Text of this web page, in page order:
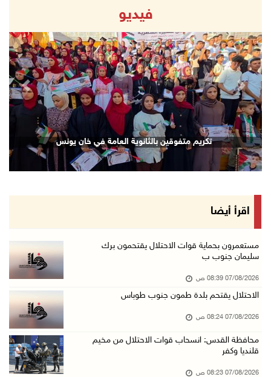
الاحتلال يخطر باقتلاع أشجار من 310 دونمات وال ...
06/آب/2026 11:14 م
قوات الاحتلال تقتحم يعبد جنوب غرب جنين
06/آب/2026 10:49 م
48 إصابة منذ بدء عدوان الاحتلال على مخيم قلند ...
06/آب/2026 10:45 م
الاحتلال يعتقل شابين من المغير
06/آب/2026 10:27 م
وزير الداخلية يبحث مع مكافحة المخدرات الدولي ...
رئيس بلدية الخليل يطلع وفدا أميركيا على تطورا ...
06/آب/2026 09:17 م
إصابة مسن بجروح ورضوض إثر اعتداء جيش الاحتلال ...
ورشة توصي بخطة عاجلة لاستعادة التعليم الوجاهي ...
06/آب/2026 09:08 م
فيديو
تكريم متفوقين بالثانوية العامة في خان يونس
Next
اقرأ أيضا
مستعمرون بحماية قوات الاحتلال يقتحمون برك
سليمان جنوب ب
07/08/2026 08:39 ص
الاحتلال يقتحم بلدة طمون جنوب طوباس
07/08/2026 08:24 ص
محافظة القدس: انسحاب قوات الاحتلال من مخيم
قلنديا وكفر
07/08/2026 08:23 ص